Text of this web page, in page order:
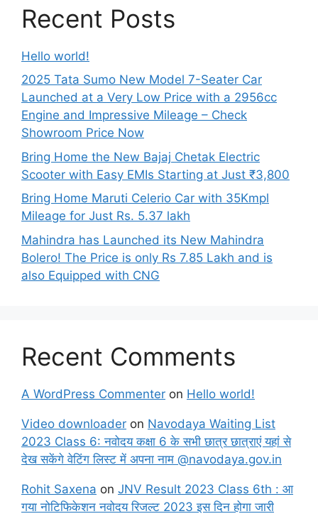
Recent Posts
Hello world!
2025 Tata Sumo New Model 7-Seater Car
Launched at a Very Low Price with a 2956cc
Engine and Impressive Mileage – Check
Showroom Price Now
Bring Home the New Bajaj Chetak Electric
Scooter with Easy EMIs Starting at Just ₹3,800
Bring Home Maruti Celerio Car with 35Kmpl
Mileage for Just Rs. 5.37 lakh
Mahindra has Launched its New Mahindra
Bolero! The Price is only Rs 7.85 Lakh and is
also Equipped with CNG
Recent Comments
A WordPress Commenter on Hello world!
Video downloader on Navodaya Waiting List
2023 Class 6: नवोदय कक्षा 6 के सभी छात्र छात्राएं यहां से
देख सकेंगे वेटिंग लिस्ट में अपना नाम @navodaya.gov.in
Rohit Saxena on JNV Result 2023 Class 6th : आ
गया नोटिफिकेशन नवोदय रिजल्ट 2023 इस दिन होगा जारी